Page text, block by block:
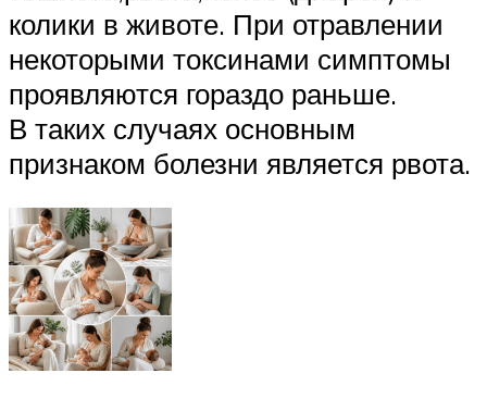
колики в животе. При отравлении
некоторыми токсинами симптомы
проявляются гораздо раньше.
В таких случаях основным
признаком болезни является рвота.